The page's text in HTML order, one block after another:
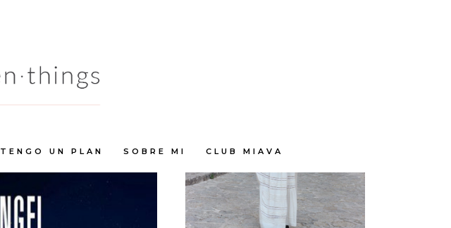
TENGO UN PLAN SOBRE MI CLUB MIAVA